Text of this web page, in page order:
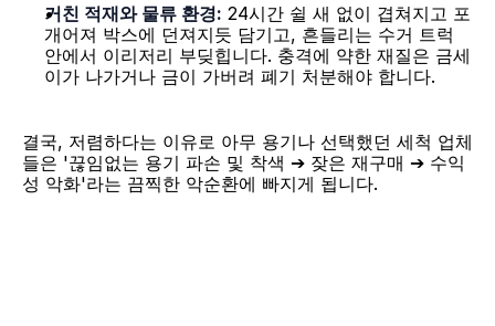
거친 적재와 물류 환경: 24시간 쉴 새 없이 겹쳐지고 포
개어져 박스에 던져지듯 담기고, 흔들리는 수거 트럭
안에서 이리저리 부딪힙니다. 충격에 약한 재질은 금세
이가 나가거나 금이 가버려 폐기 처분해야 합니다.
결국, 저렴하다는 이유로 아무 용기나 선택했던 세척 업체
들은 '끊임없는 용기 파손 및 착색 ➔ 잦은 재구매 ➔ 수익
성 악화'라는 끔찍한 악순환에 빠지게 됩니다.